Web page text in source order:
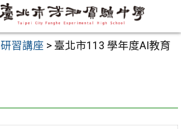
研習講座 > 臺北市113 學年度AI教育